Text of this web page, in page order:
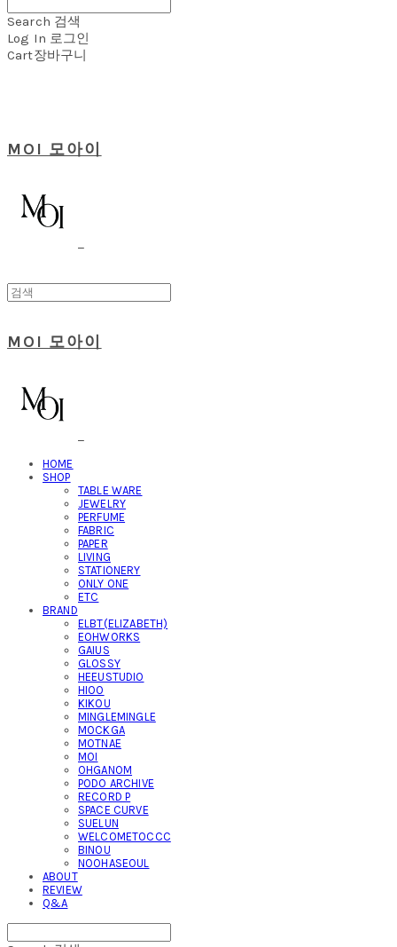
Search 검색
Log In 로그인
Cart장바구니
MOI 모아이
MOI 모아이
HOME
SHOP
TABLE WARE
JEWELRY
PERFUME
FABRIC
PAPER
LIVING
STATIONERY
ONLY ONE
ETC
BRAND
ELBT(ELIZABETH)
EOHWORKS
GAIUS
GLOSSY
HEEUSTUDIO
HIOO
KIKOU
MINGLEMINGLE
MOCKGA
MOTNAE
MOI
OHGANOM
PODO ARCHIVE
RECORD P
SPACE CURVE
SUELUN
WELCOMETOCCC
BINOU
NOOHASEOUL
ABOUT
REVIEW
Q&A